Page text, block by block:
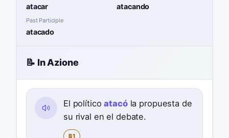
atacar atacando
Past Participle
atacado
📝 In Azione
El políticoatacóla propuesta de
su rival en el debate.
B1